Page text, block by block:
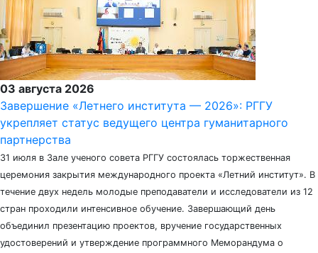
03 августа 2026
Завершение «Летнего института — 2026»: РГГУ
укрепляет статус ведущего центра гуманитарного
партнерства
31 июля в Зале ученого совета РГГУ состоялась торжественная
церемония закрытия международного проекта «Летний институт». В
течение двух недель молодые преподаватели и исследователи из 12
стран проходили интенсивное обучение. Завершающий день
объединил презентацию проектов, вручение государственных
удостоверений и утверждение программного Меморандума о